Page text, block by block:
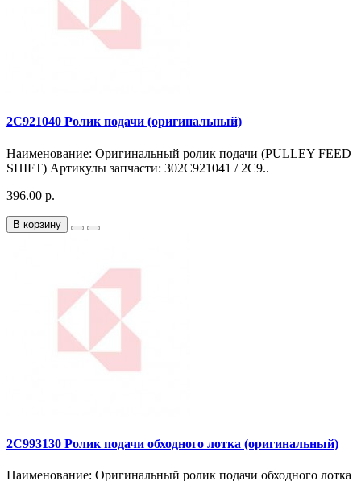
2C921040 Ролик подачи (оригинальный)
Наименование: Оригинальный ролик подачи (PULLEY FEED
SHIFT) Артикулы запчасти: 302C921041 / 2C9..
396.00 р.
В корзину
2C993130 Ролик подачи обходного лотка (оригинальный)
Наименование: Оригинальный ролик подачи обходного лотка